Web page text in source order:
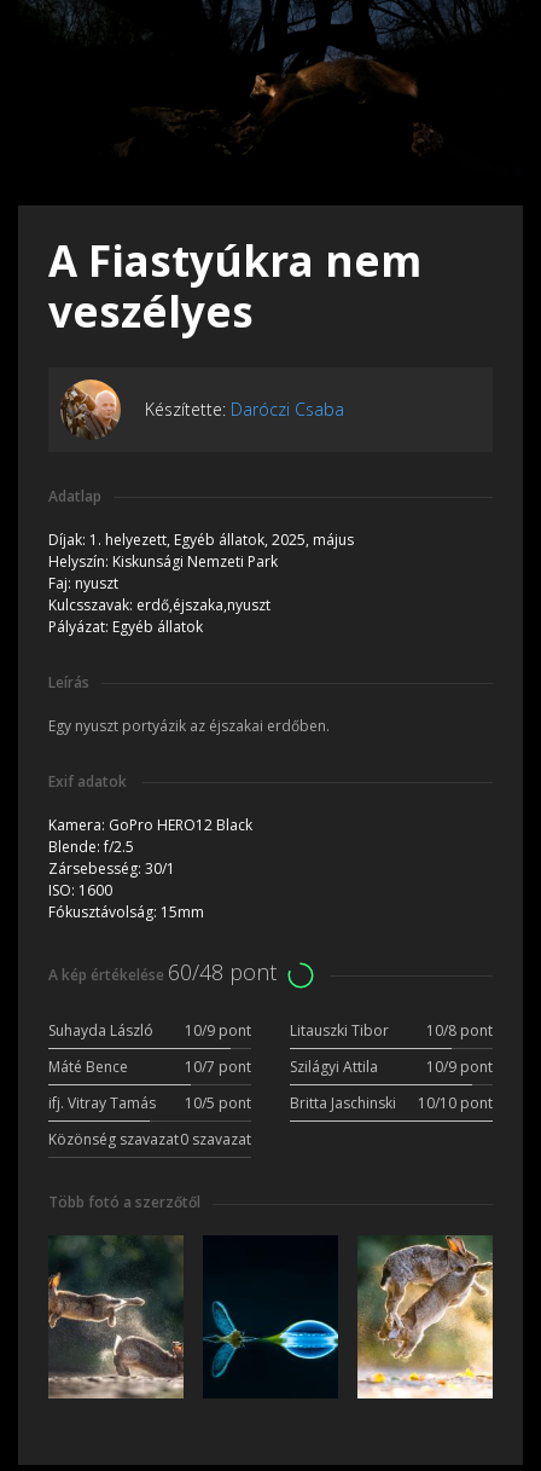
A Fiastyúkra nem
veszélyes
Készítette: Daróczi Csaba
Adatlap
Díjak: 1. helyezett, Egyéb állatok, 2025, május
Helyszín: Kiskunsági Nemzeti Park
Faj: nyuszt
Kulcsszavak: erdő,éjszaka,nyuszt
Pályázat: Egyéb állatok
Leírás
Egy nyuszt portyázik az éjszakai erdőben.
Exif adatok
Kamera: GoPro HERO12 Black
Blende:f/2.5
Zársebesség: 30/1
ISO: 1600
Fókusztávolság: 15mm
A kép értékelése 60/48 pont
Suhayda László 10/9 pont Litauszki Tibor
10/8 pont
Máté Bence
10/7 pont Szilágyi Attila
10/9 pont
ifj. Vitray Tamás
10/5 pont Britta Jaschinski
10/10 pont
Közönség szavazat0 szavazat
Több fotó a szerzőtől